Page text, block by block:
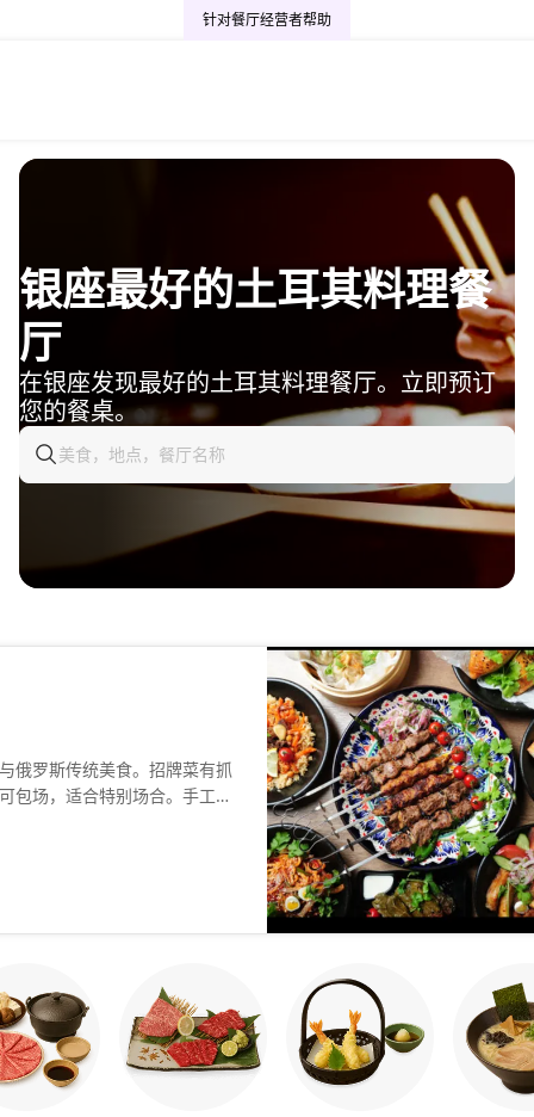
针对餐厅经营者帮助
银座最好的土耳其料理餐
厅
在银座发现最好的土耳其料理餐厅。立即预订
您的餐桌。
俄罗斯传统美食。招牌菜有抓
包场，适合特别场合。手工甜